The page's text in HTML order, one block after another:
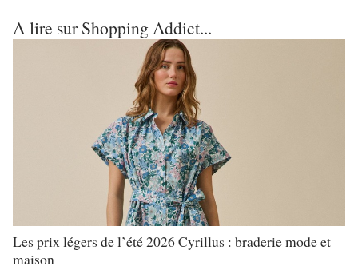
A lire sur Shopping Addict...
Les prix légers de l’été 2026 Cyrillus : braderie mode et
maison